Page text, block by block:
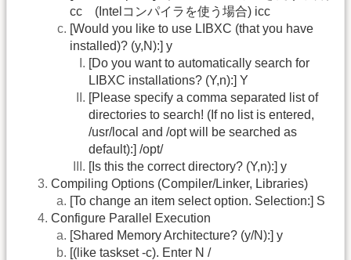
cc (Intelコンパイラを使う場合) icc
[Would you like to use LIBXC (that you have
installed)? (y,N):] y
[Do you want to automatically search for
LIBXC installations? (Y,n):] Y
[Please specify a comma separated list of
directories to search! (If no list is entered,
/usr/local and /opt will be searched as
default):] /opt/
[Is this the correct directory? (Y,n):] y
Compiling Options (Compiler/Linker, Libraries)
[To change an item select option. Selection:] S
Configure Parallel Execution
[Shared Memory Architecture? (y/N):] y
[(like taskset -c). Enter N /